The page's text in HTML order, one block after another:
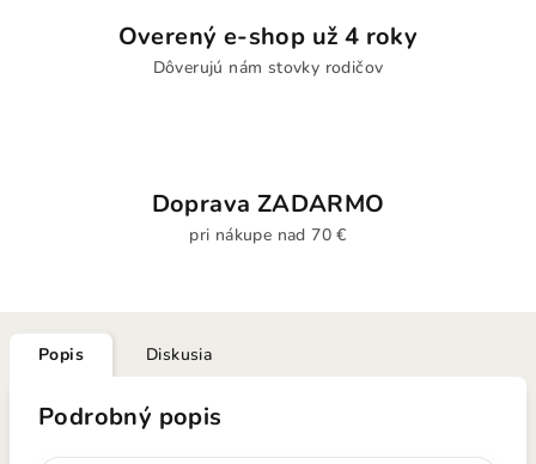
Overený e-shop už 4 roky
Dôverujú nám stovky rodičov
Doprava ZADARMO
pri nákupe nad 70 €
Popis Diskusia
Podrobný popis